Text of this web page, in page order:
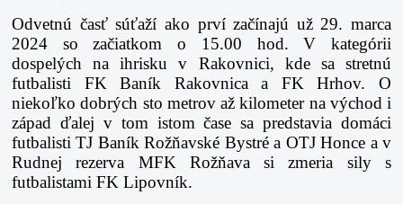
Odvetnú časť súťaží ako prví začínajú už 29. marca
2024 so začiatkom o 15.00 hod. V kategórii
dospelých na ihrisku v Rakovnici, kde sa stretnú
futbalisti FK Baník Rakovnica a FK Hrhov. O
niekoľko dobrých sto metrov až kilometer na východ i
západ ďalej v tom istom čase sa predstavia domáci
futbalisti TJ Baník Rožňavské Bystré a OTJ Honce a v
Rudnej rezerva MFK Rožňava si zmeria sily s
futbalistami FK Lipovník.